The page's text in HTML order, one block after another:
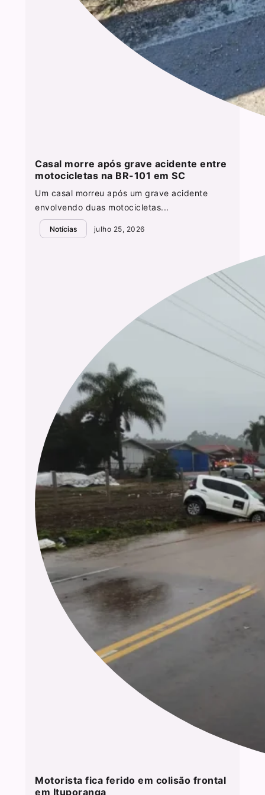
Casal morre após grave acidente entre
motocicletas na BR-101 em SC
Um casal morreu após um grave acidente
envolvendo duas motocicletas...
Notícias julho 25, 2026
Motorista fica ferido em colisão frontal
em Ituporanga